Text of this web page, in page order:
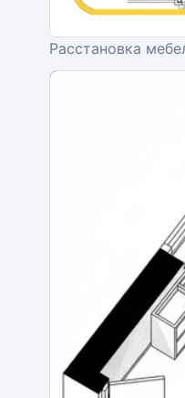
Расстановка